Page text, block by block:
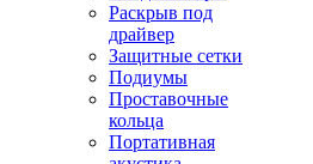
Раскрыв под
драйвер
Защитные сетки
Подиумы
Проставочные
кольца
Портативная